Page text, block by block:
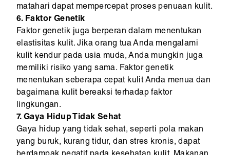
matahari dapat mempercepat proses penuaan kulit.
6. Faktor Genetik
Faktor genetik juga berperan dalam menentukan
elastisitas kulit. Jika orang tua Anda mengalami
kulit kendur pada usia muda, Anda mungkin juga
memiliki risiko yang sama. Faktor genetik
menentukan seberapa cepat kulit Anda menua dan
bagaimana kulit bereaksi terhadap faktor
lingkungan.
7. Gaya Hidup Tidak Sehat
Gaya hidup yang tidak sehat, seperti pola makan
yang buruk, kurang tidur, dan stres kronis, dapat